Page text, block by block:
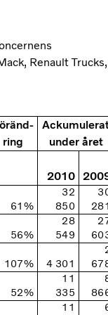
Renault Trucks,
ring
under året
2010
61%
32
850
56%
28
549
107% 4 301
52%
11
335
11